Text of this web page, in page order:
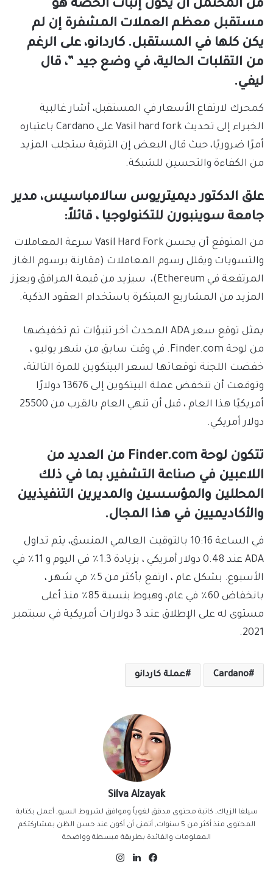
من المحتمل أن يكون إثبات الحصة هو
مستقبل معظم العملات المشفرة إن لم
يكن كلها في المستقبل. كاردانو، على الرغم
من التقلبات الحالية، في وضع جيد ”، قال
ليفي.
كمحرك لارتفاع الأسعار في المستقبل، أشار غالبية
الخبراء إلى تحديث Vasil hard fork على Cardano باعتباره
أمرًا ضروريًا، حيث قال البعض إن الترقية ستجلب المزيد
من الكفاءة والتحسين للشبكة.
علق الدكتور ديميتريوس سالامباسيس، مدير
جامعة سوينبورن للتكنولوجيا ، قائلاً:
من المتوقع أن يحسن Vasil Hard Fork سرعة المعاملات
والتسويات ويقلل رسوم المعاملات (مقارنة برسوم الغاز
المرتفعة في Ethereum)، سيزيد من قيمة المرافق ويعزز
المزيد من المشاريع المبتكرة باستخدام العقود الذكية.
يمثل توقع سعر ADA المحدث آخر تنبؤات تم تخفيضها
من لوحة Finder.com. في وقت سابق من شهر يوليو ،
خفضت اللجنة توقعاتها لسعر البيتكوين للمرة الثالثة،
وتوقعت أن تنخفض عملة البيتكوين إلى 13676 دولارًا
أمريكيًا هذا العام ، قبل أن تنهي العام بالقرب من 25500
دولار أمريكي.
تتكون لوحة Finder.com من العديد من
اللاعبين في صناعة التشفير، بما في ذلك
المحللين والمؤسسين والمديرين التنفيذيين
والأكاديميين في هذا المجال.
في الساعة 10:16 بالتوقيت العالمي المنسق، يتم تداول
ADA عند 0.48 دولار أمريكي ، بزيادة 1.3٪ في اليوم و 11٪ في
الأسبوع. بشكل عام ، ارتفع بأكثر من 5٪ في شهر ،
بانخفاض 60٪ في عام، وهبوط بنسبة 85٪ منذ أعلى
مستوى له على الإطلاق عند 3 دولارات أمريكية في سبتمبر
2021.
Cardano عملة كاردانو
Silva Alzayak
سيلفا الزياك, كاتبة محتوى مدقق لغوياً وموافق لشروط السيو, أعمل بكتابة
المحتوى منذ أكثر من 5 سنوات, أتمنى أن أكون عند حسن الظن بمشاركتكم
المعلومات والفائدة بطريقة مبسطة وواضحة
فيسبوكلينكدإن